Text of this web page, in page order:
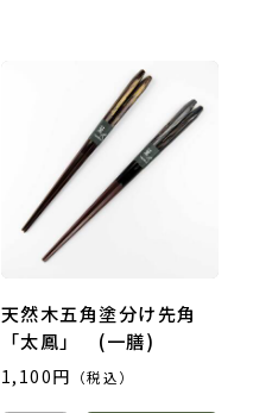
天然木五角塗分け先角
「太鳳」 (一膳)
1,100円 （税込）